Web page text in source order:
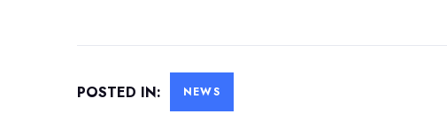
POSTED IN: NEWS